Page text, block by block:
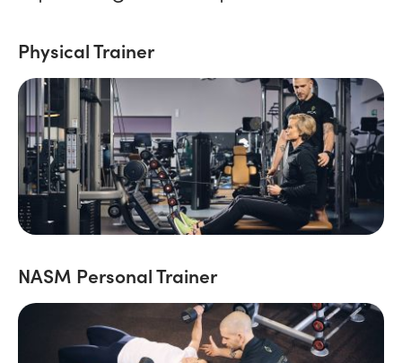
Physical Trainer
NASM Personal Trainer